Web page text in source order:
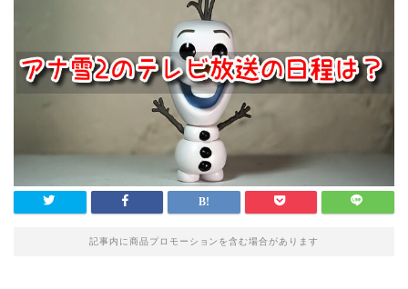
記事内に商品プロモーションを含む場合があります